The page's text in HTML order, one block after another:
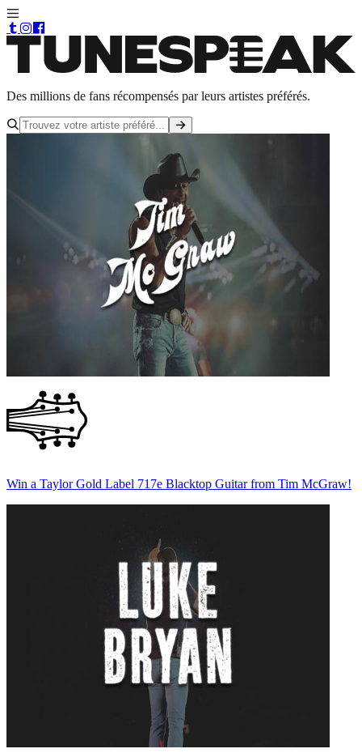
Des millions de fans récompensés par leurs artistes préférés.
Win a Taylor Gold Label 717e Blacktop Guitar from Tim McGraw!